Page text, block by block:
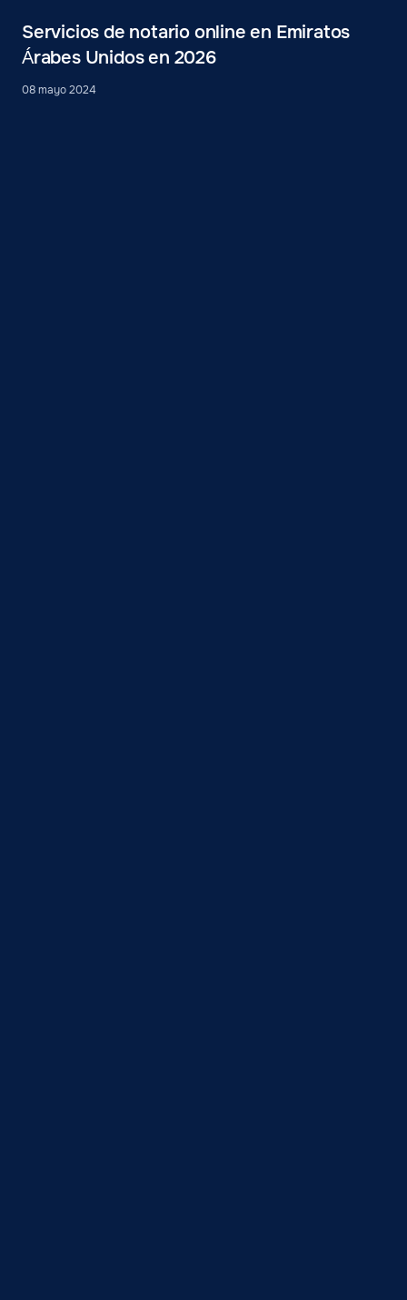
Servicios de notario online en Emiratos
Árabes Unidos en 2026
08 mayo 2024